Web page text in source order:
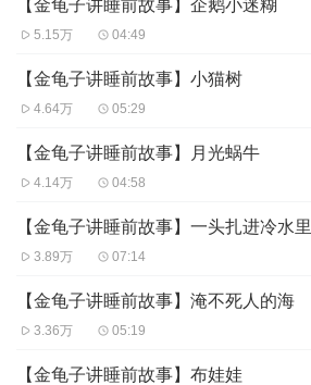
【金龟子讲睡前故事】企鹅小迷糊
5.15万 04:49
【金龟子讲睡前故事】小猫树
4.64万 05:29
【金龟子讲睡前故事】月光蜗牛
4.14万 04:58
【金龟子讲睡前故事】一头扎进冷水里
3.89万 07:14
【金龟子讲睡前故事】淹不死人的海
3.36万 05:19
【金龟子讲睡前故事】布娃娃